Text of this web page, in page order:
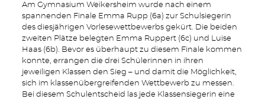
Am Gymnasium Weikersheim wurde nach einem
spannenden Finale Emma Rupp (6a) zur Schulsiegerin
des diesjährigen Vorlesewettbewerbs gekürt. Die beiden
zweiten Plätze belegten Emma Ruppert (6c) und Luise
Haas (6b). Bevor es überhaupt zu diesem Finale kommen
konnte, errangen die drei Schülerinnen in ihren
jeweiligen Klassen den Sieg – und damit die Möglichkeit,
sich im klassenübergreifenden Wettbewerb zu messen.
Bei diesem Schulentscheid las jede Klassensiegerin eine